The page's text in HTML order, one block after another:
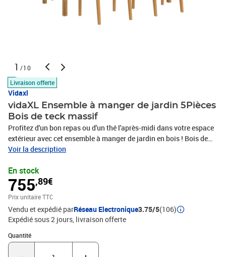
1 /10
Livraison offerte
Vidaxl
vidaXL Ensemble à manger de jardin 5Pièces
Bois de teck massif
Profitez d'un bon repas ou d'un thé l'après-midi dans votre espace
extérieur avec cet ensemble à manger de jardin en bois ! Bois de
teck massif : le bois de teck massif est un matériau naturel
pour lui donner une apparence très lisse. Le bois de teck est connu
pour sa résistance exceptionnelle et sa résistance aux
intempéries.Dessus de table pratique : le dessus de table robuste
de la table à manger permet de placer des collations, des paniers
de fruits, des objets décoratifs et d'autres objets
nécessaires.Assise confortable : le dossier et les accoudoirs
assurent une assise confortable à votre fauteuil de jardin.Fonction
empilable : la chaise à manger est empilable pour économiser de
Voir la description
En stock
755,89€
Prix unitaire TTC
Vendu et expédié parRéseau Electronique3.75/5(106)
Expédié sous 2 jours livraison offerte
Quantité
Quantité : 1